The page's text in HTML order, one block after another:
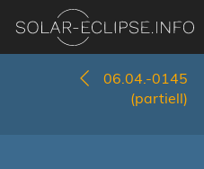
06.04.-0145
(partiell)